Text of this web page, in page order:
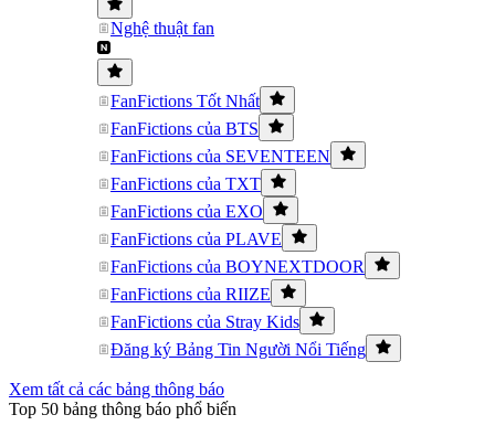
Nghệ thuật fan
FanFictions Tốt Nhất
FanFictions của BTS
FanFictions của SEVENTEEN
FanFictions của TXT
FanFictions của EXO
FanFictions của PLAVE
FanFictions của BOYNEXTDOOR
FanFictions của RIIZE
FanFictions của Stray Kids
Đăng ký Bảng Tin Người Nổi Tiếng
Xem tất cả các bảng thông báo
Top 50 bảng thông báo phổ biến